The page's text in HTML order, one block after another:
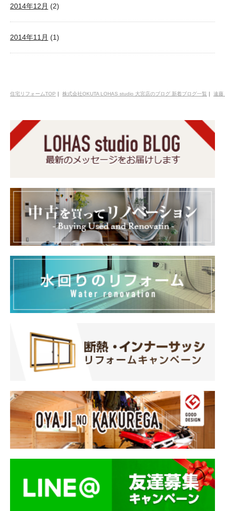
2014年12月 (2)
2014年11月 (1)
住宅リフォームTOP ｜ 株式会社OKUTA LOHAS studio 大宮店のブログ 新着ブログ一覧 ｜ 遠藤